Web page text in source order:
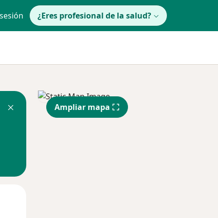
¿Eres profesional de la salud?
Ampliar mapa